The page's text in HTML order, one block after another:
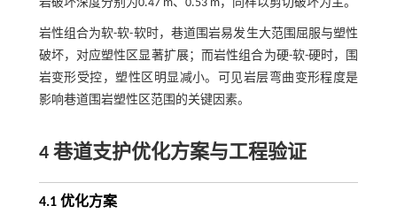
岩破坏深度分别为0.47 m、0.53 m，同样以剪切破坏为主。
岩性组合为软-软-软时，巷道围岩易发生大范围屈服与塑性
破坏，对应塑性区显著扩展；而岩性组合为硬-软-硬时，围
岩变形受控，塑性区明显减小。可见岩层弯曲变形程度是
影响巷道围岩塑性区范围的关键因素。
4 巷道支护优化方案与工程验证
4.1 优化方案